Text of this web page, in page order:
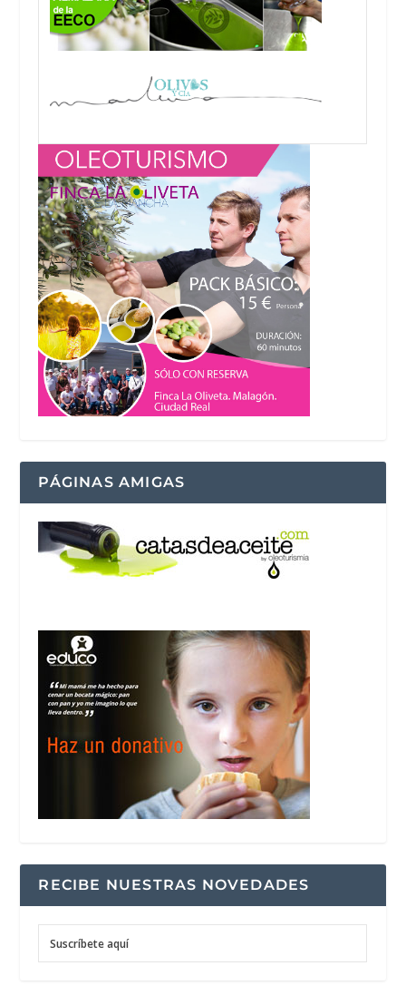
PÁGINAS AMIGAS
RECIBE NUESTRAS NOVEDADES
Suscríbete aquí